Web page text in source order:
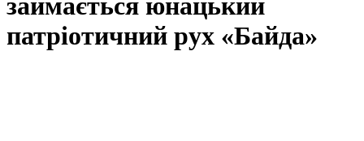
займається юнацький
патріотичний рух «Байда»